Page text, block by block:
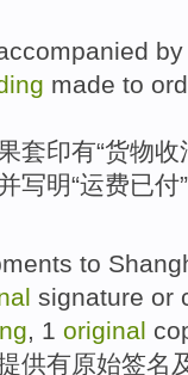
by
made to
套印有“货物收
并写明“运费已付
to
signature or
, 1 original
供有原始签名